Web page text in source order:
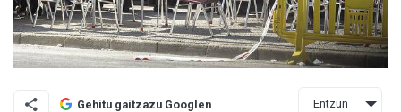
Gehitu gaitzazu Googlen Entzun